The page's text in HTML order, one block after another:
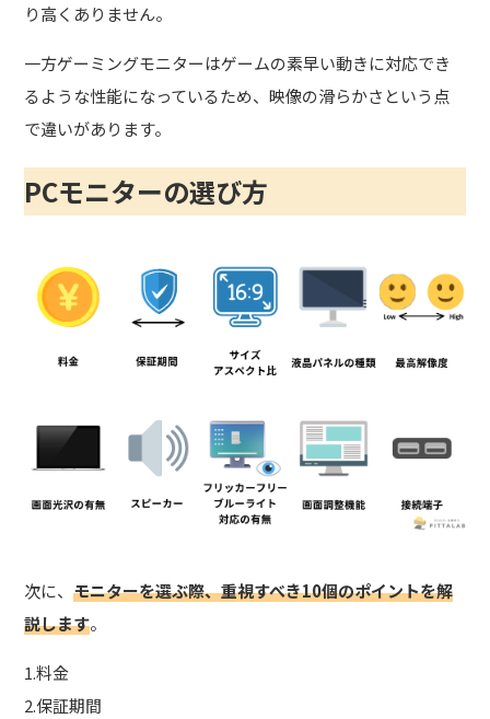
り高くありません。
一方ゲーミングモニターはゲームの素早い動きに対応でき
るような性能になっているため、映像の滑らかさという点
で違いがあります。
PCモニターの選び方
次に、モニターを選ぶ際、重視すべき10個のポイントを解
説します。
1.料金
2.保証期間